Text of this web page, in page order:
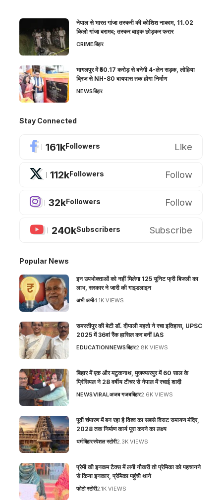
नेपाल से भारत गांजा तस्करी की कोशिश नाकाम, 11.02
किलो गांजा बरामद; तस्कर बाइक छोड़कर फरार
CRIMEबिहार
भागलपुर में ₹50.17 करोड़ से बनेगी 4-लेन सड़क, लोहिया
ब्रिज से NH-80 बायपास तक होगा निर्माण
NEWSबिहार
Stay Connected
161kFollowers Like
112kFollowers Follow
32kFollowers Follow
240kSubscribers Subscribe
Popular News
इन उपभोक्ताओं को नहीं मिलेगा 125 यूनिट फ्री बिजली का
लाभ, सरकार ने जारी की गाइडलाइन
अभी अभी4.1K VIEWS
समस्तीपुर की बेटी डॉ. दीपाली महतो ने रचा इतिहास, UPSC
2025 में 36वां रैंक हासिल कर बनीं IAS
EDUCATIONNEWSबिहार2.8K VIEWS
बिहार में एक और मटुकनाथ, मुजफ्फरपुर में 60 साल के
प्रिंसिपल ने 28 वर्षीय टीचर से नेपाल में रचाई शादी
NEWSVIRALअजब गजबबिहार2.6K VIEWS
पूर्वी चंपारण में बन रहा है विश्व का सबसे विराट रामायण मंदिर,
2028 तक निर्माण कार्य पूरा करने का लक्ष्य
धर्मबिहारस्पेशल स्टोरी2.3K VIEWS
प्रेमी की इनकम टैक्स में लगी नौकरी तो प्रेमिका को पहचानने
से किया इनकार, प्रेमिका पहुंची थाने
फोटो स्टोरी2.1K VIEWS